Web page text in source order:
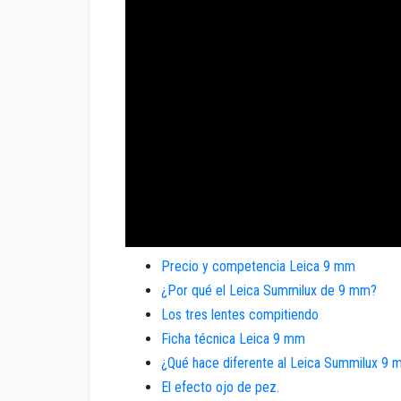
Precio y competencia Leica 9 mm
¿Por qué el Leica Summilux de 9 mm?
Los tres lentes compitiendo
Ficha técnica Leica 9 mm
¿Qué hace diferente al Leica Summilux 9
El efecto ojo de pez.